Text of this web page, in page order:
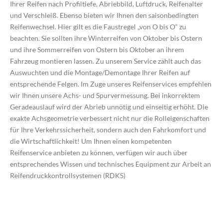
Ihrer Reifen nach Profiltiefe, Abriebbild, Luftdruck, Reifenalter
und Verschleiß. Ebenso bieten wir Ihnen den saisonbedingten
Reifenwechsel. Hier gilt es die Faustregel „von O bis O“ zu
beachten. Sie sollten ihre Winterreifen von Oktober bis Ostern
und ihre Sommerreifen von Ostern bis Oktober an ihrem
Fahrzeug montieren lassen. Zu unserem Service zählt auch das
Auswuchten und die Montage/Demontage Ihrer Reifen auf
entsprechende Felgen. Im Zuge unseres Reifenservices empfehlen
wir Ihnen unsere Achs- und Spurvermessung. Bei inkorrektem
Geradeauslauf wird der Abrieb unnötig und einseitig erhöht. Die
exakte Achsgeometrie verbessert nicht nur die Rolleigenschaften
für Ihre Verkehrssicherheit, sondern auch den Fahrkomfort und
die Wirtschaftlichkeit! Um Ihnen einen kompetenten
Reifenservice anbieten zu können, verfügen wir auch über
entsprechendes Wissen und technisches Equipment zur Arbeit an
Reifendruckkontrollsystemen (RDKS)